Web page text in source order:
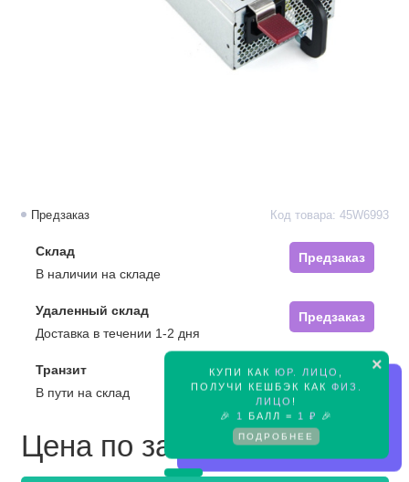
×
КУПИ КАК ЮР. ЛИЦО
ПОЛУЧИ КЕШБЭК КАК ФИЗ.
ЛИЦО !
🎉 1 БАЛЛ = 1 ₽ 🎉
ПОДРОБНЕЕ
Предзаказ Код товара: 45W6993
Склад
Предзаказ
В наличии на складе
Удаленный склад
Предзаказ
Доставка в течении 1-2 дня
Транзит
Предзаказ
В пути на склад
Цена по запросу